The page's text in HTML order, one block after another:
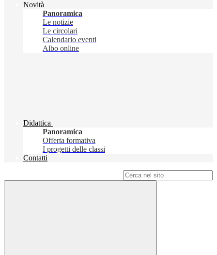
Novità
Panoramica
Le notizie
Le circolari
Calendario eventi
Albo online
Didattica
Panoramica
Offerta formativa
I progetti delle classi
Contatti